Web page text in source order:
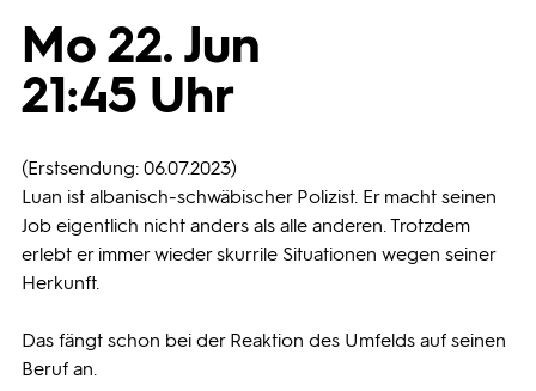
Programmwochen
Mo 22. Jun
21:45 Uhr
(Erstsendung: 06.07.2023)
Luan ist albanisch-schwäbischer Polizist. Er macht seinen
Job eigentlich nicht anders als alle anderen. Trotzdem
erlebt er immer wieder skurrile Situationen wegen seiner
Herkunft.
Das fängt schon bei der Reaktion des Umfelds auf seinen
Beruf an.